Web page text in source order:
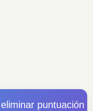
puntuación